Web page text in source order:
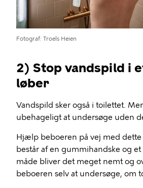
Fotograf Troels Heien
2) Stop vandspild i
løber
Vandspild sker også i toilettet.
ubehageligt at undersøge uden
Hjælp beboeren på vej med
består af en gummihandske og et
måde bliver det meget nemt og
beboeren selv at undersøge, om